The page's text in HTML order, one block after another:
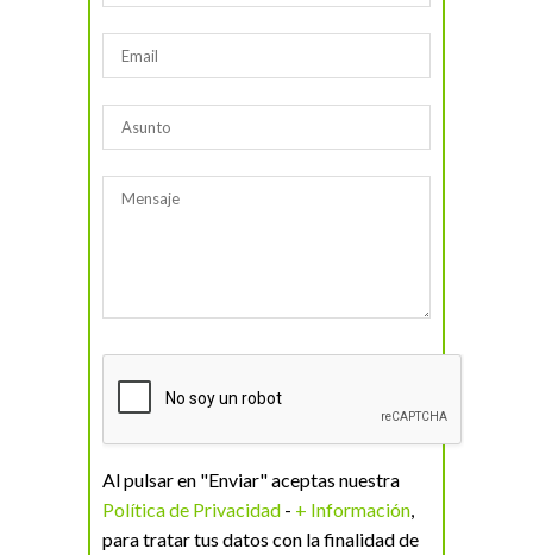
Al pulsar en "Enviar" aceptas nuestra
Política de Privacidad - + Información,
para tratar tus datos con la finalidad de